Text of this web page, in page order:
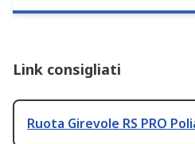
Link consigliati
Ruota Girevole RS PRO